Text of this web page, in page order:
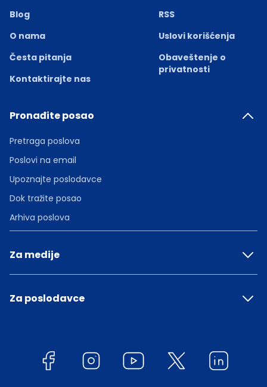
Blog
O nama
Česta pitanja
Kontaktirajte nas
RSS
Uslovi korišćenja
Obaveštenje o
privatnosti
Pronađite posao
Pretraga poslova
Poslovi na email
Upoznajte poslodavce
Dok tražite posao
Arhiva poslova
Za medije
Za poslodavce